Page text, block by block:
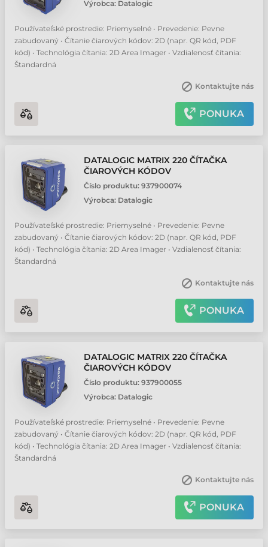
Výrobca: Datalogic
Používateľské prostredie: Priemyselné • Prevedenie: Pevne
zabudovaný • Čítanie čiarových kódov: 2D (napr. QR kód, PDF
kód) • Technológia čítania: 2D Area Imager • Vzdialenosť čítania:
Štandardná
Kontaktujte nás
PONUKA
DATALOGIC MATRIX 220 ČÍTAČKA
ČIAROVÝCH KÓDOV
Číslo produktu: 937900074
Výrobca: Datalogic
Používateľské prostredie: Priemyselné • Prevedenie: Pevne
zabudovaný • Čítanie čiarových kódov: 2D (napr. QR kód, PDF
kód) • Technológia čítania: 2D Area Imager • Vzdialenosť čítania:
Štandardná
Kontaktujte nás
PONUKA
DATALOGIC MATRIX 220 ČÍTAČKA
ČIAROVÝCH KÓDOV
Číslo produktu: 937900055
Výrobca: Datalogic
Používateľské prostredie: Priemyselné • Prevedenie: Pevne
zabudovaný • Čítanie čiarových kódov: 2D (napr. QR kód, PDF
kód) • Technológia čítania: 2D Area Imager • Vzdialenosť čítania:
Štandardná
Kontaktujte nás
PONUKA